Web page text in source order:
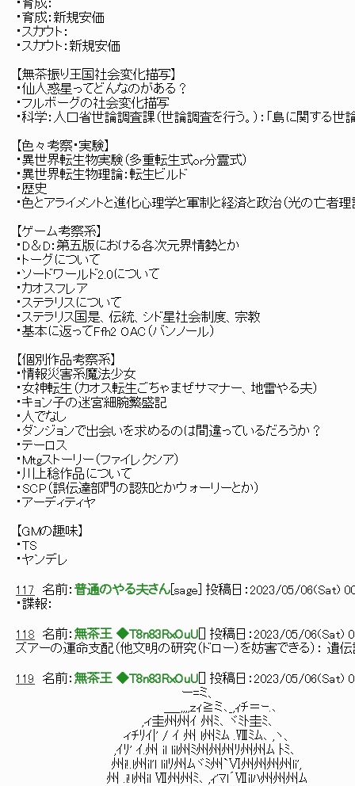
・育成：
・育成：新規安価
・スカウト：
・スカウト：新規安価
【無茶振り王国社会変化描写】
・仙人惑星ってどんなのがある？
・フルボーグの社会変化描写
・科学：人口省世論調査課（世論調査を行う。）：「島に関する
【色々考察・実験】
・異世界転生物実験（多重転生式or分霊式）
・異世界転生物理論：転生ビルド
・歴史
・色とアライメントと進化心理学と軍制と経済と政治（光の亡
【ゲーム考察系】
・D＆D：第五版における各次元界情勢とか
・トーグについて
・ソードワールド2.0について
・カオスフレア
・ステラリスについて
・ステラリス国是、伝統、シド星社会制度、宗教
・基本に返ってFfh2 OAC（バンノール）
【個別作品考察系】
・情報災害系魔法少女
・女神転生（カオス転生ごちゃまぜサマナー、地雷やる夫）
・キョン子の迷宮細腕繁盛記
・人でなし
・ダンジョンで出会いを求めるのは間違っているだろうか？
・テーロス
・Mtgストーリー（ファイレクシア）
・川上稔作品について
・SCP（誤伝達部門の認知とかウォーリーとか）
・アーディティヤ
【GMの趣味】
・TS
・ヤンデレ
117 名前： 普通のやる夫さん sage ] 投稿日： 2023/05/06(Sat)
・諜報：
118 名前： 無茶王 ◆T8n83RxOuU ] 投稿日： 2023/05/06(Sat)
ズアーの運命支配（他文明の研究（ドロー）を妨害できる）：
119 名前： 無茶王 ◆T8n83RxOuU ] 投稿日： 2023/05/06(Sat)
ー=ミ、
＿_,,,,ｚｨ≧ミ､_,ｨﾁ＝ｰ.､
,ィ圭州州ｲ 州ﾐ､ ヾﾐﾄ圭ﾐ､
ィﾁﾘｲ|' / ｲ 州 l州ﾐﾑ .Ⅷﾐﾑ､ ,ヽ、
,ｲﾘ' ｲ.州 il lil州ﾐ州州州ﾘ州州ﾑ ﾄﾐ､
州i!.l州il'l lilﾘ州ﾑヾﾐ州`Ⅵ州州州州li',
州 .i!l州il Ⅶ州州ﾐ､ ,ｨ'ﾏl´Ⅶilﾊ州州州ﾑ